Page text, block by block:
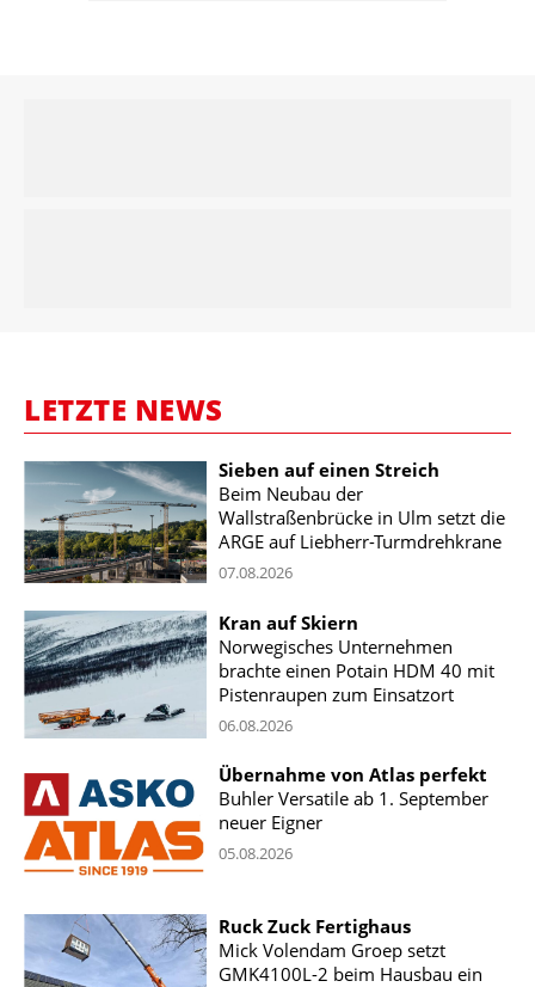
LETZTE NEWS
Sieben auf einen Streich
Beim Neubau der
Wallstraßenbrücke in Ulm setzt die
ARGE auf Liebherr-Turmdrehkrane
07.08.2026
Kran auf Skiern
Norwegisches Unternehmen
brachte einen Potain HDM 40 mit
Pistenraupen zum Einsatzort
06.08.2026
Übernahme von Atlas perfekt
Buhler Versatile ab 1. September
neuer Eigner
05.08.2026
Ruck Zuck Fertighaus
Mick Volendam Groep setzt
GMK4100L-2 beim Hausbau ein